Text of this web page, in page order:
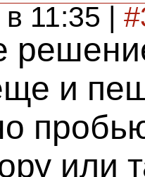
11:35 |
и
или